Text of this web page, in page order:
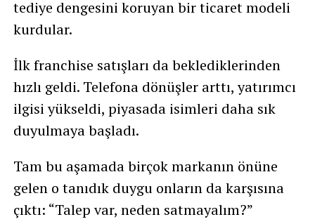
tediye dengesini koruyan bir ticaret modeli
kurdular.
İlk franchise satışları da beklediklerinden
hızlı geldi. Telefona dönüşler arttı, yatırımcı
ilgisi yükseldi, piyasada isimleri daha sık
duyulmaya başladı.
Tam bu aşamada birçok markanın önüne
gelen o tanıdık duygu onların da karşısına
çıktı: “Talep var, neden satmayalım?”